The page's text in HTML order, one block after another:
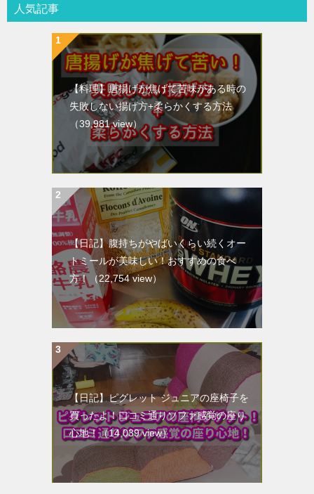
人気記事
【料理】唐揚げが焦げて苦味がある時の
失敗しない揚げ方+柔らかくする方法
（39,981 view）
【日記】腹持ちがやばいくらい続くオー
トミールが美味しい！おすすめの食べ
方！
（22,754 view）
【日記】ピグレット ジュニアの座椅子を
買ったよ！口コミ通りソファ感覚の座り
心地！（14,039 view）